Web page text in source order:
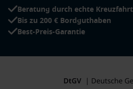
Buenos Aires, Argentina
:
und die köstliche Küche in dieser
Salvador,Brasilien: Diese
kolonialen Gebäude und das
Beratung durch echte
Bis zu 200 € Bordguthaben
Best-Preis-Garantie